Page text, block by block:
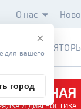
О нас
И ДИАГНОСТИКА
×
для вашего
город